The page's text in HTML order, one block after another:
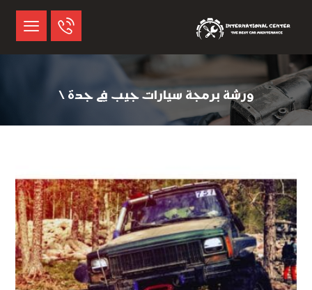
ورشة برمجة سيارات جيب في جدة \